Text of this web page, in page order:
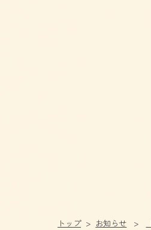
トップ お知らせ